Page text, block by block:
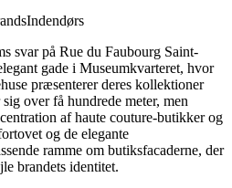
Indendørs
svar på Rue du Faubourg Saint-
gade i Museumkvarteret, hvor
præsenterer deres kollektioner
over få hundrede meter, men
af haute couture-butikker og
og de elegante
ramme om butiksfacaderne, der
brandets identitet.